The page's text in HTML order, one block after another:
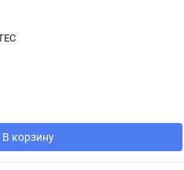
В корзину